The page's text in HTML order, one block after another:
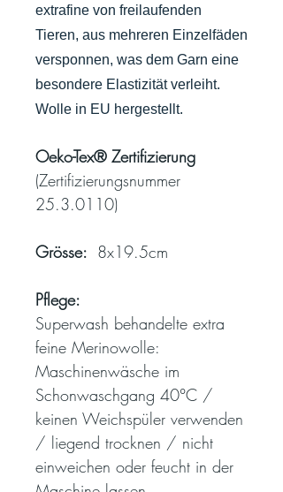
extrafine von freilaufenden
Tieren, aus mehreren Einzelfäden
versponnen, was dem Garn eine
besondere Elastizität verleiht.
Wolle in EU hergestellt.
Oeko-Tex® Zertifizierung
(Zertifizierungsnummer
25.3.0110)
Grösse: 8x19.5cm
Pflege:
Superwash behandelte extra
feine Merinowolle:
Maschinenwäsche im
Schonwaschgang 40°C /
keinen Weichspüler verwenden
/ liegend trocknen / nicht
einweichen oder feucht in der